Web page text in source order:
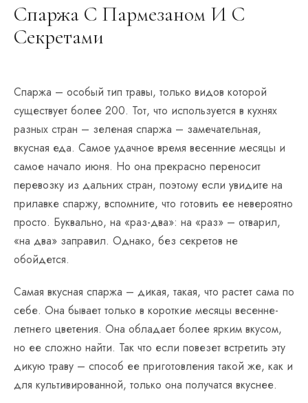
Спаржа С Пармезаном И С
Секретами
Спаржа – особый тип травы, только видов которой
существует более 200. Тот, что используется в кухнях
разных стран – зеленая спаржа – замечательная,
вкусная еда. Самое удачное время весенние месяцы и
самое начало июня. Но она прекрасно переносит
перевозку из дальних стран, поэтому если увидите на
прилавке спаржу, вспомните, что готовить ее невероятно
просто. Буквально, на «раз-два»: на «раз» – отварил,
«на два» заправил. Однако, без секретов не
обойдется.
Самая вкусная спаржа – дикая, такая, что растет сама по
себе. Она бывает только в короткие месяцы весенне-
летнего цветения. Она обладает более ярким вкусом,
но ее сложно найти. Так что если повезет встретить эту
дикую траву – способ ее приготовления такой же, как и
для культивированной, только она получатся вкуснее.